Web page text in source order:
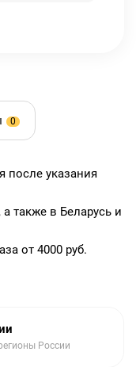
0
после указания
также в Беларусь и
от 4000 руб.
России